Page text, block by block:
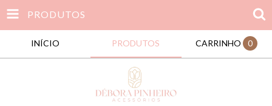
PRODUTOS
INÍCIO PRODUTOS CARRINHO 0